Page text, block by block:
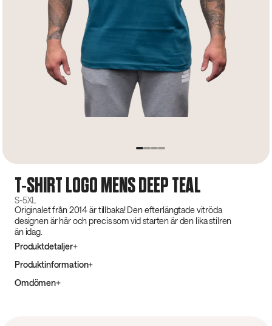
T-SHIRT LOGO MENS DEEP TEAL
S-5XL
Originalet från 2014 är tillbaka! Den efterlängtade vitröda
designen är här och precis som vid starten är den lika stilren
än idag.
Produktdetaljer
Produktinformation
Omdömen